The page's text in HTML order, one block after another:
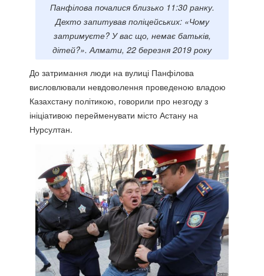
Панфілова почалися близько 11:30 ранку.
Дехто запитував поліцейських: «Чому
затримуєте? У вас що, немає батьків,
дітей?». Алмати, 22 березня 2019 року
До затримання люди на вулиці Панфілова
висловлювали невдоволення проведеною владою
Казахстану політикою, говорили про незгоду з
ініціативою перейменувати місто Астану на
Нурсултан.